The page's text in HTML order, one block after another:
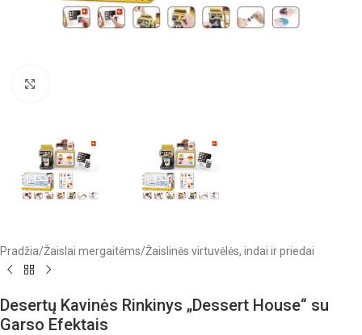
Pradžia/Žaislai mergaitėms/Žaislinės virtuvėlės, indai ir priedai
Desertų Kavinės Rinkinys „Dessert House“ su
Garso Efektais